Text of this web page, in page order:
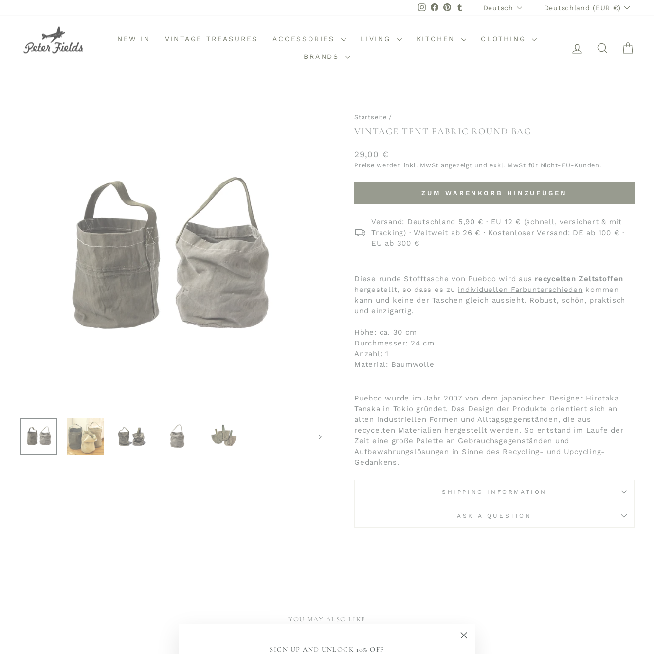
Instagram
Facebook
PinterestTumblrSPRACHE
Deutsch WÄHRUNG
Deutschland (EUR €)
NEW IN VINTAGE TREASURES ACCESSORIES LIVING KITCHEN CLOTHING
BRANDS
EINLOGGEN
SUCHE
SIGN UP AND UNLOCK 10% OFF
Startseite /
VINTAGE TENT FABRIC ROUND BAG
Normaler
Preis
29,00 €
Preise werden inkl. MwSt angezeigt und exkl. MwSt für Nicht-EU-Kunden.
ZUM WARENKORB HINZUFÜGEN
Versand: Deutschland 5,90 € · EU 12 € (schnell, versichert & mit
Tracking) · Weltweit ab 26 € · Kostenloser Versand: DE ab 100 € ·
EU ab 300 €
Diese runde Stofftasche von Puebco wird aus recycelten Zeltstoffen
hergestellt, so dass es zu individuellen Farbunterschieden kommen
kann und keine der Taschen gleich aussieht. Robust, schön, praktisch
und einzigartig.
Höhe: ca. 30 cm
Durchmesser: 24 cm
Anzahl: 1
Material: Baumwolle
Puebco wurde im Jahr 2007 von dem japanischen Designer Hirotaka
Tanaka in Tokio gründet. Das Design der Produkte orientiert sich an
alten industriellen Formen und Alltagsgegenständen, die aus
recycelten Materialien hergestellt werden. So entstand im Laufe der
Zeit eine große Palette an Gebrauchsgegenständen und
Aufbewahrungslösungen in Sinne des Recycling- und Upcycling-
Gedankens.
SHIPPING INFORMATION
ASK A QUESTION
YOU MAY ALSO LIKE